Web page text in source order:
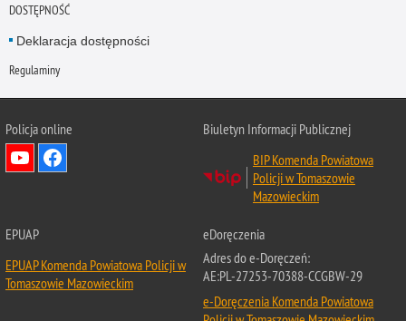
DOSTĘPNOŚĆ
Deklaracja dostępności
Regulaminy
Policja online
Biuletyn Informacji Publicznej
BIP Komenda Powiatowa
Policji w Tomaszowie
Mazowieckim
EPUAP
EPUAP Komenda Powiatowa Policji w
Tomaszowie Mazowieckim
eDoręczenia
Adres do e-Doręczeń:
AE:PL-27253-70388-CCGBW-29
e-Doręczenia Komenda Powiatowa